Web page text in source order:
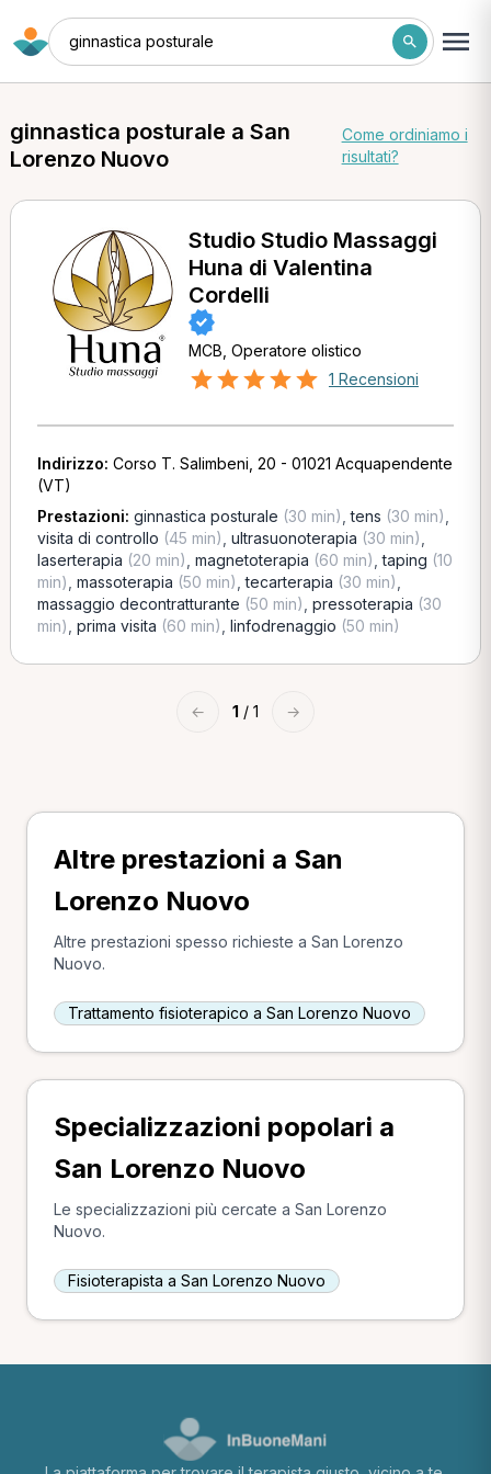
ginnastica posturale
ginnastica posturale a San
Lorenzo Nuovo
Come ordiniamo i
risultati?
Studio Studio Massaggi
Huna di Valentina
Cordelli
MCB, Operatore olistico
1 Recensioni
Indirizzo: Corso T. Salimbeni, 20 - 01021 Acquapendente
(VT)
Prestazioni: ginnastica posturale (30 min) ,tens (30 min)
visita di controllo (45 min) ultrasuonoterapia (30 min)
laserterapia (20 min) magnetoterapia (60 min) ,taping (10
min) massoterapia (50 min) ,tecarterapia (30 min)
massaggio decontratturante (50 min) pressoterapia (30
min) prima visita (60 min) linfodrenaggio (50 min)
← 1 / 1 →
Altre prestazioni a San
Lorenzo Nuovo
Altre prestazioni spesso richieste a San Lorenzo
Nuovo.
Trattamento fisioterapico a San Lorenzo Nuovo
Specializzazioni popolari a
San Lorenzo Nuovo
Le specializzazioni più cercate a San Lorenzo
Nuovo.
Fisioterapista a San Lorenzo Nuovo